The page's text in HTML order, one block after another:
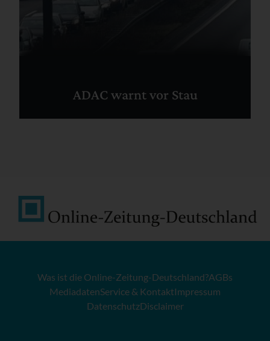
ADAC warnt vor Stau
Was ist die Online-Zeitung-Deutschland?AGBs
MediadatenService & KontaktImpressum
DatenschutzDisclaimer